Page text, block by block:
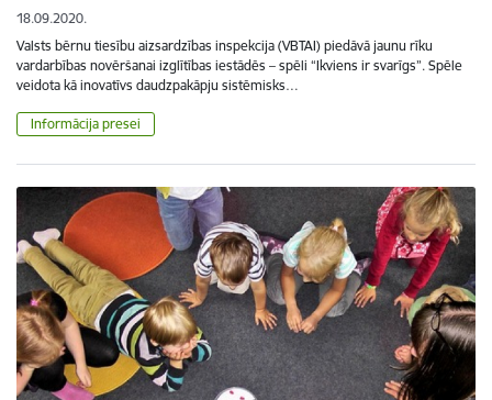
18.09.2020.
Valsts bērnu tiesību aizsardzības inspekcija (VBTAI) piedāvā jaunu rīku
vardarbības novēršanai izglītības iestādēs – spēli “Ikviens ir svarīgs”. Spēle
veidota kā inovatīvs daudzpakāpju sistēmisks…
Informācija presei